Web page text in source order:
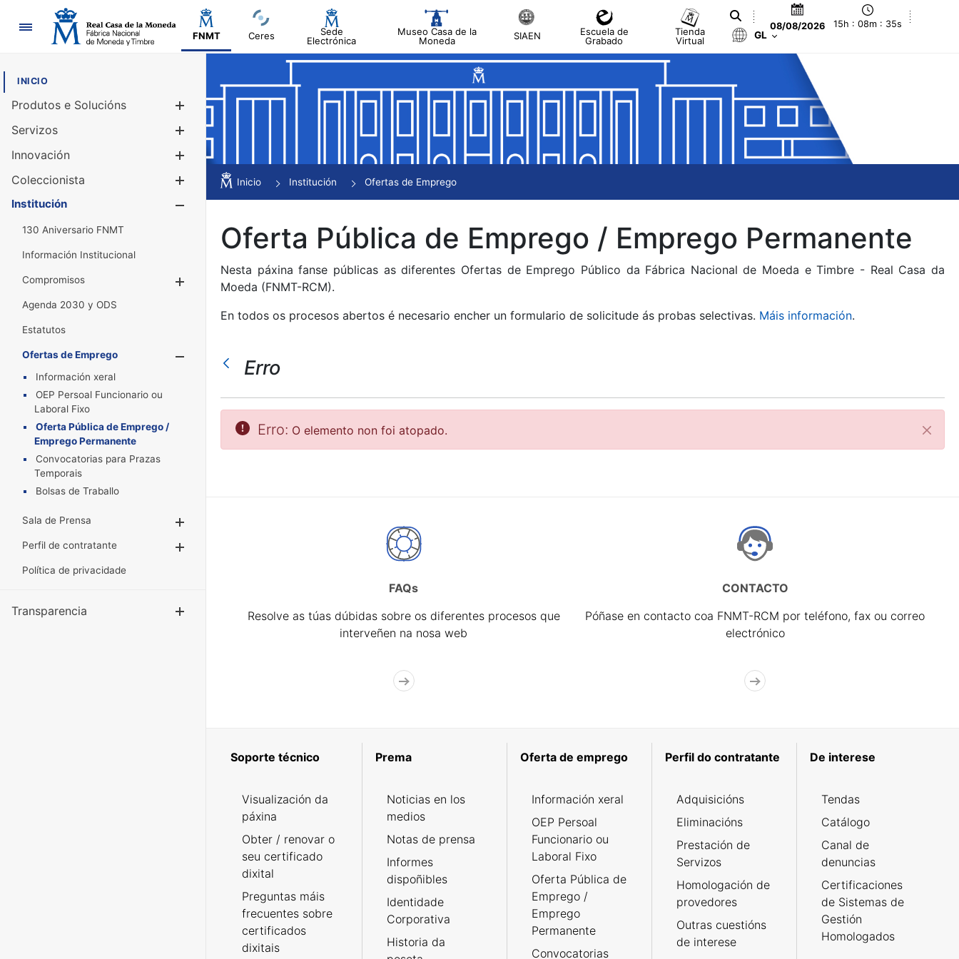
Navegación
FNMT Ceres
Sede
Electrónica
Museo Casa de la
Moneda
SIAEN
Escuela de
Grabado
Tienda
Virtual
08/08/2026 15h : 08m : 35s
GL
INICIO
Produtos e Solucións
Mostrar/Ocultar
Servizos
Innovación
Coleccionista
Mostrar/Ocultar
Institución
130 Aniversario FNMT
Información Institucional
Compromisos
Mostrar/Ocultar
Agenda 2030 y ODS
Estatutos
Ofertas de Emprego
Información xeral
OEP Persoal Funcionario ou
Laboral Fixo
Oferta Pública de Emprego /
Emprego Permanente
Convocatorias para Prazas
Temporais
Bolsas de Traballo
Sala de Prensa
Perfil de contratante
Política de privacidade
Transparencia Mostrar/Ocultar
Inicio Institución Ofertas de Emprego
Oferta Pública de Emprego / Emprego Permanente
Nesta páxina fanse públicas as diferentes Ofertas de Emprego Público da Fábrica Nacional de Moeda e Timbre - Real Casa da
Moeda (FNMT-RCM).
En todos os procesos abertos é necesario encher un formulario de solicitude ás probas selectivas. Máis información.
Erro
Erro: O elemento non foi atopado.
FAQs
Resolve as túas dúbidas sobre os diferentes procesos que
interveñen na nosa web
CONTACTO
Póñase en contacto coa FNMT-RCM por teléfono, fax ou correo
electrónico
Soporte técnico
Visualización da
páxina
Obter / renovar o
seu certificado
dixital
Preguntas máis
frecuentes sobre
certificados
dixitais
Prema
Noticias en los
medios
Notas de prensa
Informes
dispoñibles
Identidade
Corporativa
Historia da
Oferta de emprego
Información xeral
OEP Persoal
Funcionario ou
Laboral Fixo
Oferta Pública de
Emprego /
Emprego
Permanente
Convocatorias
Perfil do contratante
Adquisicións
Eliminacións
Prestación de
Servizos
Homologación de
provedores
Outras cuestións
de interese
De interese
Tendas
Catálogo
Canal de
denuncias
Certificaciones
de Sistemas de
Gestión
Homologados